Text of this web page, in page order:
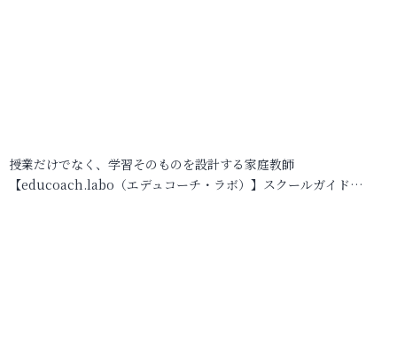
授業だけでなく、学習そのものを設計する家庭教師
【educoach.labo（エデュコーチ・ラボ）】スクールガイド…